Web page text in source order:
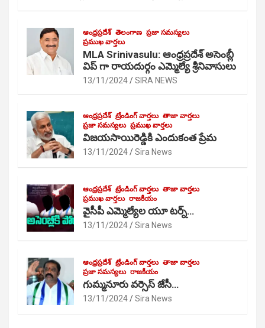
ఆంధ్రప్రదేశ్ తెలంగాణ ప్రజా సమస్యలు
ప్రముఖ వార్తలు
MLA Srinivasulu: ఆంధ్రప్రదేశ్ అసెంబ్లీ
విప్ గా రాయదుర్గం ఎమ్మెల్యే శ్రీనివాసులు
13/11/2024 SIRA NEWS
ఆంధ్రప్రదేశ్ ట్రేండింగ్ వార్తలు తాజా వార్తలు
ప్రజా సమస్యలు ప్రముఖ వార్తలు
విజయసాయిరెడ్డికి ఎందుకంత ప్రేమ
13/11/2024 Sira News
ఆంధ్రప్రదేశ్ ట్రేండింగ్ వార్తలు తాజా వార్తలు
ప్రముఖ వార్తలు రాజకీయం
వైసీపీ ఎమ్మెల్యేల యూ టర్న్…
13/11/2024 Sira News
ఆంధ్రప్రదేశ్ ట్రేండింగ్ వార్తలు తాజా వార్తలు
ప్రజా సమస్యలు రాజకీయం
గుమ్మనూరు వర్సెస్ జేసీ…
13/11/2024 Sira News